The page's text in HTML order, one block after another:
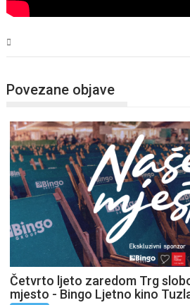
Povezane objave
Četvrto ljeto zaredom Trg
mjesto - Bingo Ljetno kino